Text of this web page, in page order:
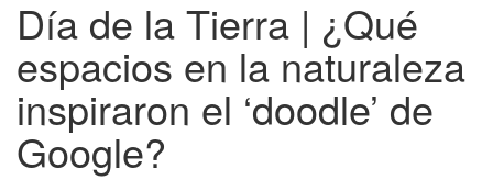
Día de la Tierra | ¿Qué
espacios en la naturaleza
inspiraron el ‘doodle’ de
Google?